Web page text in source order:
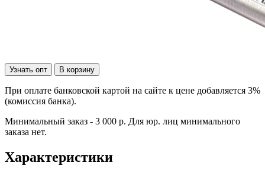
Узнать опт В корзину
При оплате банковской картой на сайте к цене добавляется 3%
(комиссия банка).
Минимальный заказ - 3 000 р. Для юр. лиц минимального
заказа нет.
Характеристики